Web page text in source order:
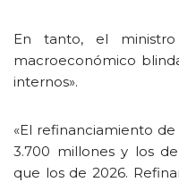
En tanto, el
macroeconómico
internos».
«El refinanciamiento
3.700 millones y los
que los de 2026.